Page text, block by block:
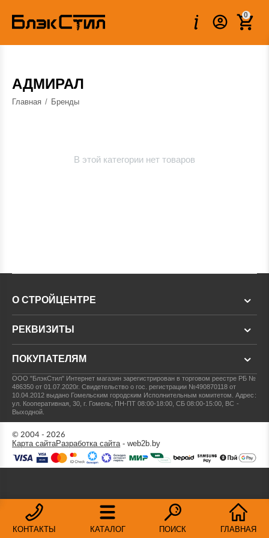
0
АДМИРАЛ
Главная / Бренды
В этой категории нет товаров
КОНТАКТЫ КАТАЛОГ ПОИСК ГЛАВНАЯ
О СТРОЙЦЕНТРЕ
РЕКВИЗИТЫ
ПОКУПАТЕЛЯМ
ООО "БлэкСтил" Интернет магазин зарегистрирован в торговом реестре РБ №
486350 от 01.07.2020г.Свидетельство о гос. регистрации №490870118 от
10.04.2012 выдано Гомельским городским Исполнительным комитетом.Адрес:
ул. Кооперативная, 30, г. Гомель; ПН-ПТ 08:00-18:00, СБ 08:00-15:00, ВС -
Выходной.
© 2004 - 2026
Карта сайтаРазработка сайта- web2b.by